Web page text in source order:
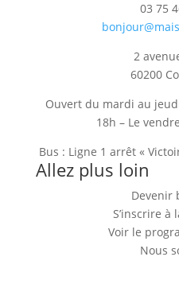
03 75
2
60200
Ouvert du mardi au
18h – Le
Bus : Ligne 1 arrêt «
Allez plus loin
Devenir
S’inscrire à
Voir le
Nous